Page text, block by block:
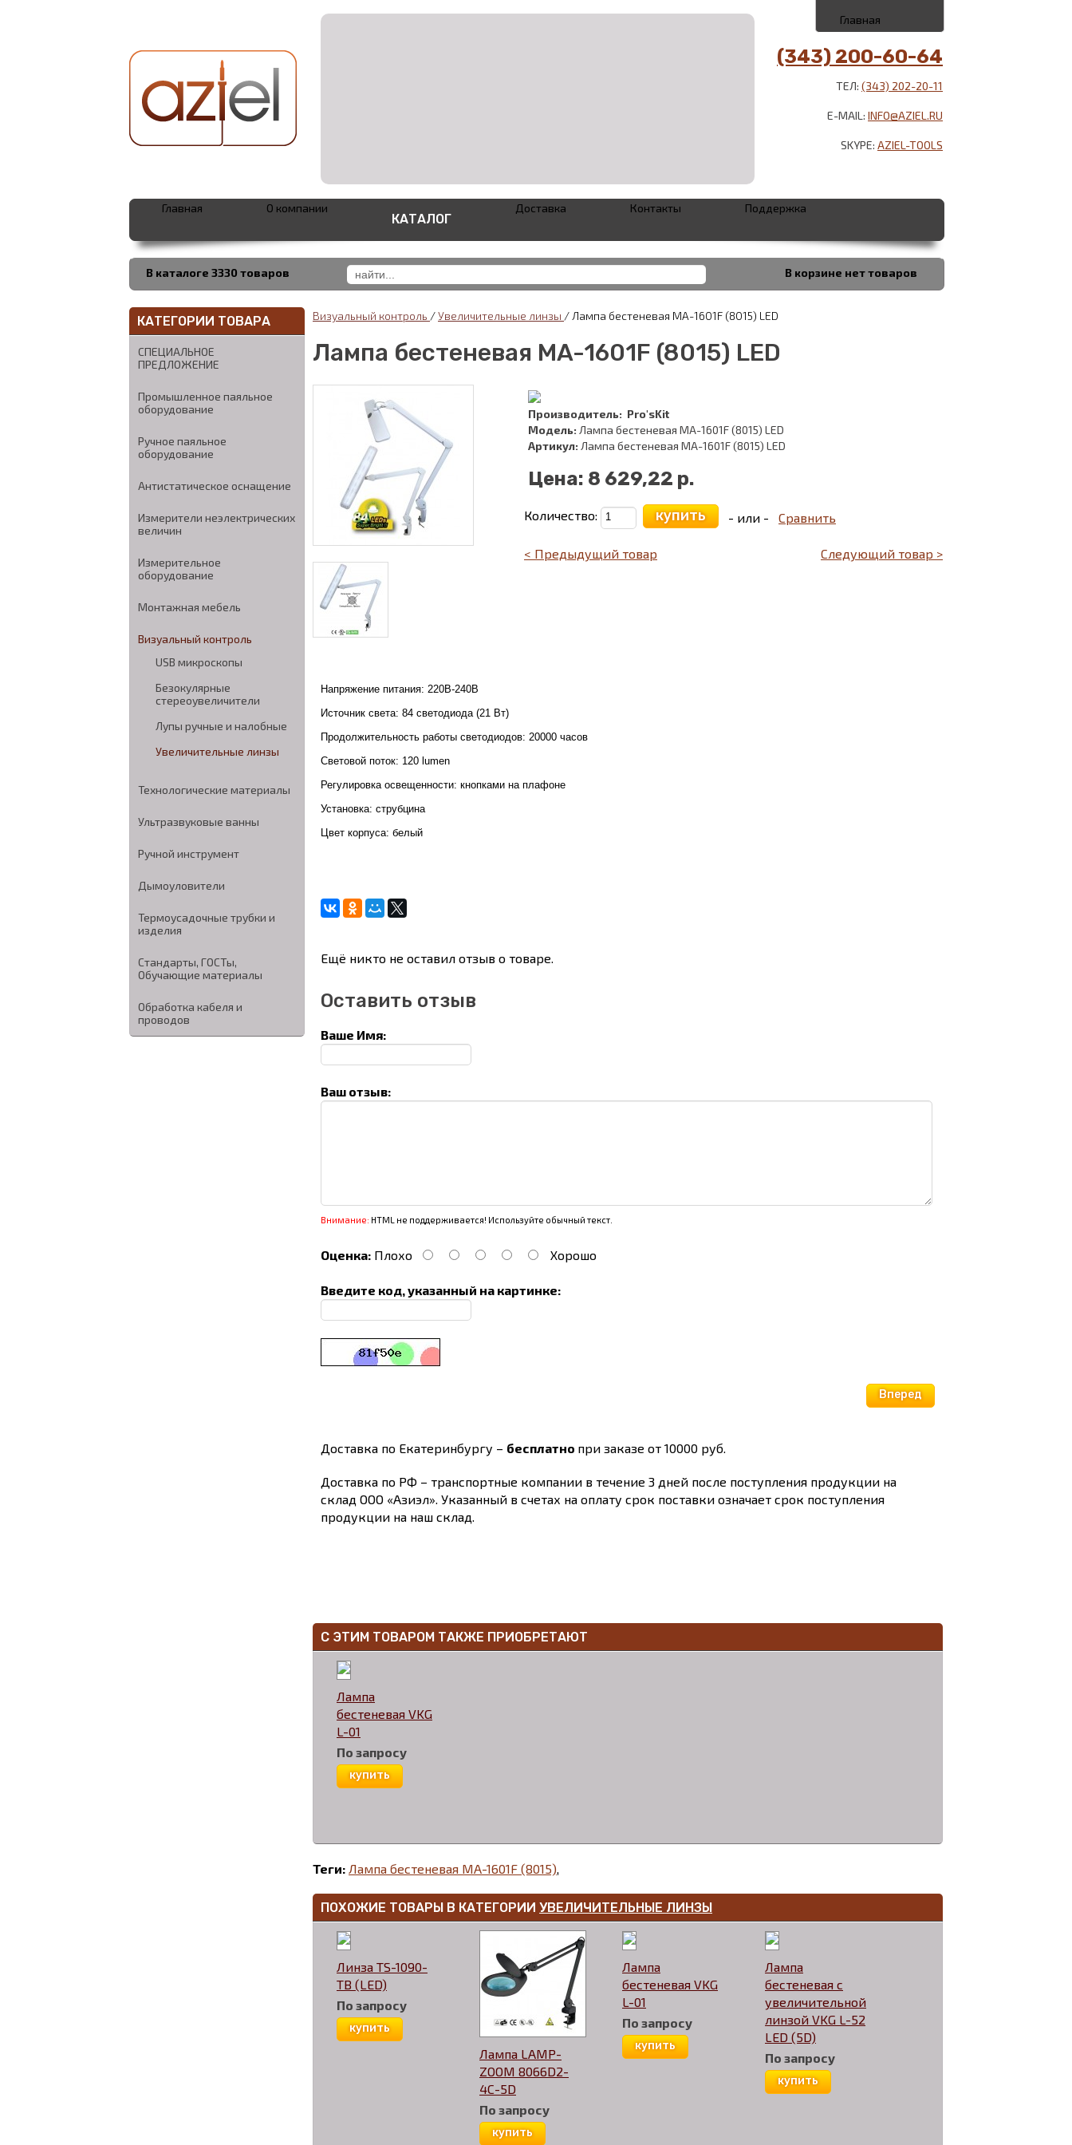
Главная
(343) 200-60-64
ТЕЛ: (343) 202-20-11
E-MAIL: INFO@AZIEL.RU
SKYPE: AZIEL-TOOLS
В каталоге 3330 товаров В корзине нет товаров
Главная О компании
КАТАЛОГ
Доставка Контакты Поддержка
КАТЕГОРИИ ТОВАРА
СПЕЦИАЛЬНОЕ
ПРЕДЛОЖЕНИЕ
Промышленное паяльное
оборудование
Ручное паяльное
оборудование
Антистатическое оснащение
Измерители неэлектрических
величин
Измерительное
оборудование
Монтажная мебель
Визуальный контроль
USB микроскопы
Безокулярные
стереоувеличители
Лупы ручные и налобные
Увеличительные линзы
Технологические материалы
Ультразвуковые ванны
Ручной инструмент
Дымоуловители
Термоусадочные трубки и
изделия
Стандарты, ГОСТы,
Обучающие материалы
Обработка кабеля и
проводов
Визуальный контроль /Увеличительные линзы / Лампа бестеневая MA-1601F (8015) LED
Лампа бестеневая MA-1601F (8015) LED
Производитель: Pro'sKit
Модель: Лампа бестеневая MA-1601F (8015) LED
Артикул: Лампа бестеневая MA-1601F (8015) LED
Цена: 8 629,22 р.
Количество: купить - или - Сравнить
< Предыдущий товар Следующий товар >
Напряжение питания: 220В-240В
Источник света: 84 светодиода (21 Вт)
Продолжительность работы светодиодов: 20000 часов
Световой поток: 120 lumen
Регулировка освещенности: кнопками на плафоне
Установка: струбцина
Цвет корпуса: белый
Ещё никто не оставил отзыв о товаре.
Оставить отзыв
Ваше Имя:
Ваш отзыв:
Внимание: HTML не поддерживается! Используйте обычный текст.
Оценка: Плохо Хорошо
Введите код, указанный на картинке:
Вперед
Доставка по Екатеринбургу – бесплатно при заказе от 10000 руб.
Доставка по РФ – транспортные компании в течение 3 дней после поступления продукции на
склад ООО «Азиэл». Указанный в счетах на оплату срок поставки означает срок поступления
продукции на наш склад.
С ЭТИМ ТОВАРОМ ТАКЖЕ ПРИОБРЕТАЮТ
Лампа
бестеневая VKG
L-01
По запросу
купить
Теги: Лампа бестеневая MA-1601F (8015),
ПОХОЖИЕ ТОВАРЫ В КАТЕГОРИИ УВЕЛИЧИТЕЛЬНЫЕ ЛИНЗЫ
Линза TS-1090-
TB (LED)
По запросу
купить
Лампа LAMP-
ZOOM 8066D2-
4С-5D
По запросу
купить
Лампа
бестеневая VKG
L-01
По запросу
купить
Лампа
бестеневая с
увеличительной
линзой VKG L-52
LED (5D)
По запросу
купить